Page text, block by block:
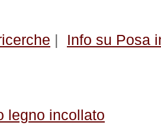
| Info su Posa
legno incollato